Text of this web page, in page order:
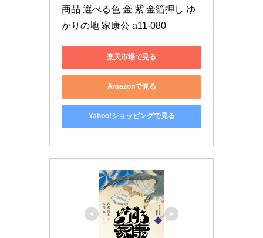
商品 選べる色 金 紫 金箔押し ゆ
かりの地 家康公 a11-080
楽天市場で見る
Amazonで見る
Yahoo!ショッピングで見る